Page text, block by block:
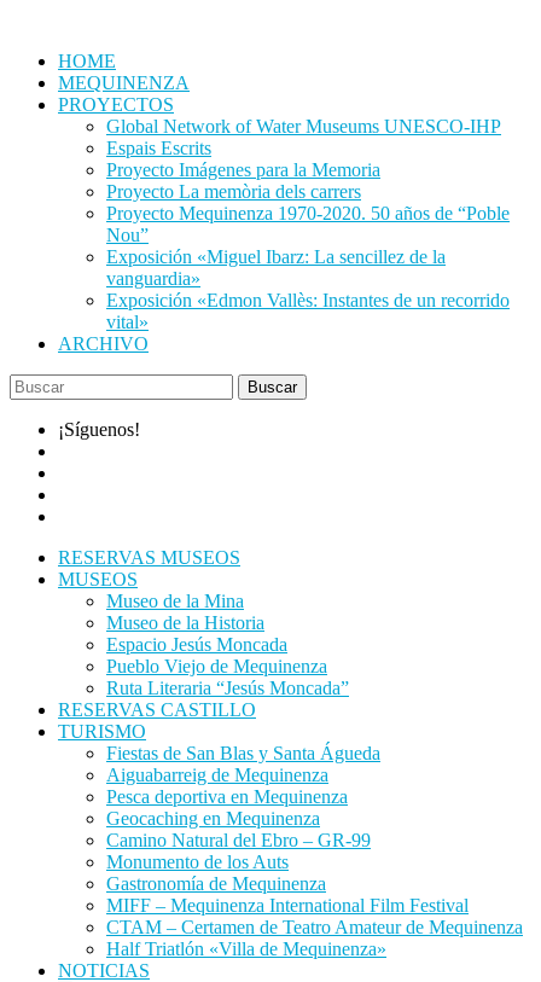
contenidoHOME
MEQUINENZA
PROYECTOS
Global Network of Water Museums UNESCO-IHP
Espais Escrits
Proyecto Imágenes para la Memoria
Proyecto La memòria dels carrers
Proyecto Mequinenza 1970-2020. 50 años de “Poble
Nou”
Exposición «Miguel Ibarz: La sencillez de la
vanguardia»
Exposición «Edmon Vallès: Instantes de un recorrido
vital»
ARCHIVO
¡Síguenos!
RESERVAS MUSEOS
MUSEOS
Museo de la Mina
Museo de la Historia
Espacio Jesús Moncada
Pueblo Viejo de Mequinenza
Ruta Literaria “Jesús Moncada”
RESERVAS CASTILLO
TURISMO
Fiestas de San Blas y Santa Águeda
Aiguabarreig de Mequinenza
Pesca deportiva en Mequinenza
Geocaching en Mequinenza
Camino Natural del Ebro – GR-99
Monumento de los Auts
Gastronomía de Mequinenza
MIFF – Mequinenza International Film Festival
CTAM – Certamen de Teatro Amateur de Mequinenza
Half Triatlón «Villa de Mequinenza»
NOTICIAS